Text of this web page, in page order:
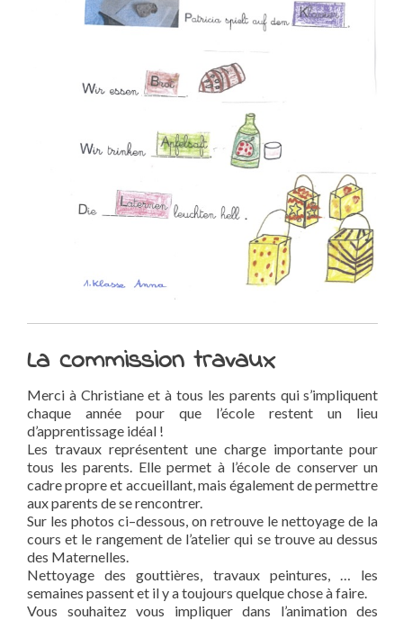
La commission travaux
Merci à Christiane et à tous les parents qui s’impliquent
chaque année pour que l’école restent un lieu
d’apprentissage idéal !
Les travaux représentent une charge importante pour
tous les parents. Elle permet à l’école de conserver un
cadre propre et accueillant, mais également de permettre
aux parents de se rencontrer.
Sur les photos ci–dessous, on retrouve le nettoyage de la
cours et le rangement de l’atelier qui se trouve au dessus
des Maternelles.
Nettoyage des gouttières, travaux peintures, … les
semaines passent et il y a toujours quelque chose à faire.
Vous souhaitez vous impliquer dans l’animation des